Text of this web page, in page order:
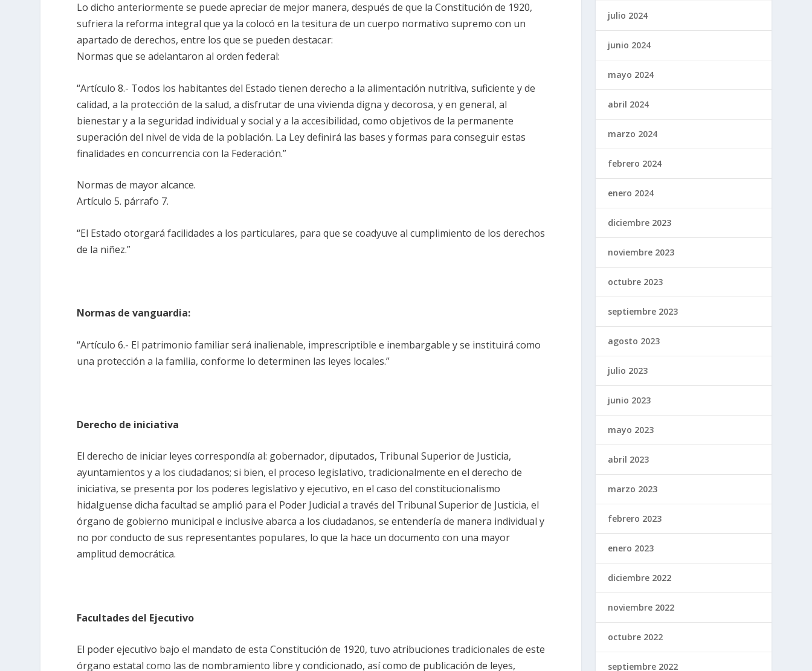
Lo dicho anteriormente se puede apreciar de mejor manera, después de que la Constitución de 1920,
sufriera la reforma integral que ya la colocó en la tesitura de un cuerpo normativo supremo con un
apartado de derechos, entre los que se pueden destacar:
Normas que se adelantaron al orden federal:
“Artículo 8.- Todos los habitantes del Estado tienen derecho a la alimentación nutritiva, suficiente y de
calidad, a la protección de la salud, a disfrutar de una vivienda digna y decorosa, y en general, al
bienestar y a la seguridad individual y social y a la accesibilidad, como objetivos de la permanente
superación del nivel de vida de la población. La Ley definirá las bases y formas para conseguir estas
finalidades en concurrencia con la Federación.”
Normas de mayor alcance.
Artículo 5. párrafo 7.
“El Estado otorgará facilidades a los particulares, para que se coadyuve al cumplimiento de los derechos
de la niñez.”
Normas de vanguardia:
“Artículo 6.- El patrimonio familiar será inalienable, imprescriptible e inembargable y se instituirá como
una protección a la familia, conforme lo determinen las leyes locales.”
Derecho de iniciativa
El derecho de iniciar leyes correspondía al: gobernador, diputados, Tribunal Superior de Justicia,
ayuntamientos y a los ciudadanos; si bien, el proceso legislativo, tradicionalmente en el derecho de
iniciativa, se presenta por los poderes legislativo y ejecutivo, en el caso del constitucionalismo
hidalguense dicha facultad se amplió para el Poder Judicial a través del Tribunal Superior de Justicia, el
órgano de gobierno municipal e inclusive abarca a los ciudadanos, se entendería de manera individual y
no por conducto de sus representantes populares, lo que la hace un documento con una mayor
amplitud democrática.
Facultades del Ejecutivo
El poder ejecutivo bajo el mandato de esta Constitución de 1920, tuvo atribuciones tradicionales de este
órgano estatal como las de nombramiento libre y condicionado, así como de publicación de leyes,
julio 2024
junio 2024
mayo 2024
abril 2024
marzo 2024
febrero 2024
enero 2024
diciembre 2023
noviembre 2023
octubre 2023
septiembre 2023
agosto 2023
julio 2023
junio 2023
mayo 2023
abril 2023
marzo 2023
febrero 2023
enero 2023
diciembre 2022
noviembre 2022
octubre 2022
septiembre 2022